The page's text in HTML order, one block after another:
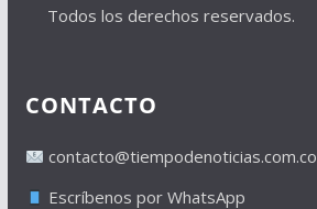
Todos los derechos reservados.
CONTACTO
contacto@tiempodenoticias.com.co
Escríbenos por WhatsApp